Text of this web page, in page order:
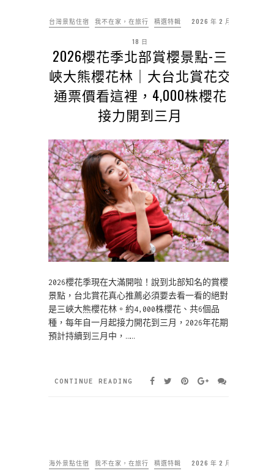
台灣景點住宿 我不在家，在旅行 精選特輯 2026 年 2 月
18 日
2026櫻花季北部賞櫻景點-三
峽大熊櫻花林｜大台北賞花交
通票價看這裡，4,000株櫻花
接力開到三月
2026櫻花季現在大滿開啦！說到北部知名的賞櫻
景點，台北賞花真心推薦必須要去看一看的絕對
是三峽大熊櫻花林。約4,000株櫻花、共6個品
種，每年自一月起接力開花到三月，2026年花期
預計持續到三月中，……
CONTINUE READING
海外景點住宿 我不在家，在旅行 精選特輯 2026 年 2 月